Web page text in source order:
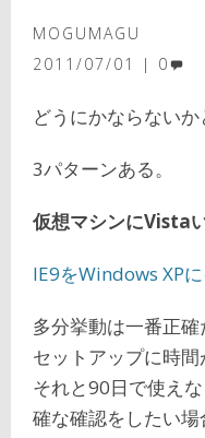
MOGUMAGU
2011/07/01
0
どうにかならないか
3パターンある。
仮想マシンにVista
IE9をWindows XP
多分挙動は一番正
セットアップに時間
それと90日で使え
確な確認をしたい場